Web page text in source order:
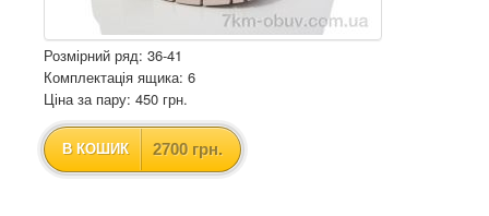
Розмірний ряд: 36-41
Комплектація ящика: 6
Ціна за пару: 450 грн.
В КОШИК 2700 грн.